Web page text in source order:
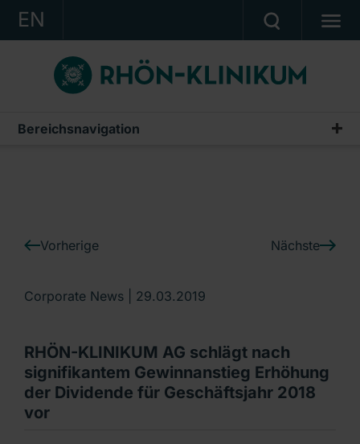
EN
KONZERN
KLINIKEN
KARRIERE
Ein Unternehmen der RHÖN-KLINIKUM AG
Bereichsnavigation
IR-News
Vorherige Nächste
Corporate News | 29.03.2019
RHÖN-KLINIKUM AG schlägt nach
signifikantem Gewinnanstieg Erhöhung
der Dividende für Geschäftsjahr 2018
vor